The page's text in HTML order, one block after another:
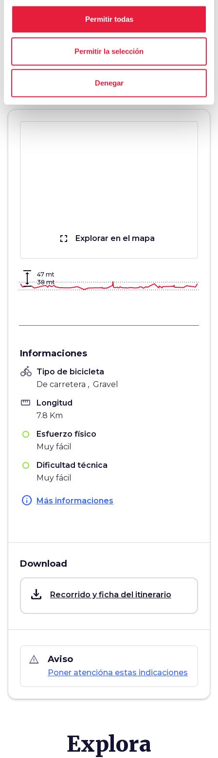
Permitir todas
Permitir la selección
Denegar
coches pero que permite el paso de peatones y
Sea cual sea el camino que elijamos, una vez
cruzado el Arno sólo tendremos que girar a la
derecha para regresar tranquilamente hasta
nuestro punto de partida.
fullscreen Explorar en el mapa
vertical_align_top 47 mt
vertical_align_bottom 38 mt
Informaciones
directions_bike Tipo de bicicleta
De carretera , Gravel
straighten
Longitud
7.8 Km
Esfuerzo físico
Muy fácil
Dificultad técnica
Muy fácil
info Más informaciones
Download
save_alt Recorrido y ficha del itinerario
warning_amber Aviso
Poner atencióna estas indicaciones
Explora